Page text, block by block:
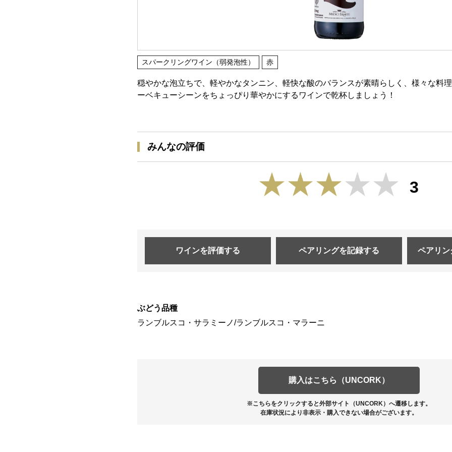
スパークリングワイン（弱発泡性） 赤
穏やかな泡立ちで、軽やかなタンニン、軽快な酸のバランスが素晴らしく、様々な料
ーベキューシーンをちょっぴり華やかにするワインで乾杯しましょう！
みんなの評価
3
ワインを評価する ペアリングを記録する ペアリン
ぶどう品種
ランブルスコ・サラミーノ/ランブルスコ・マラーニ
購入はこちら（UNCORK）
※こちらをクリックすると外部サイト（UNCORK）へ遷移します。
在庫状況により非表示・購入できない場合がございます。